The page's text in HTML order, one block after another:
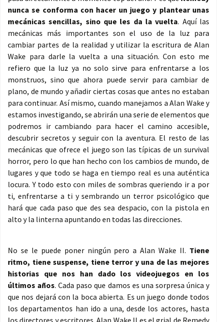
nunca se conforma con hacer un juego y plantear unas
mecánicas sencillas, sino que les da la vuelta. Aquí las
mecánicas más importantes son el uso de la luz para
cambiar partes de la realidad y utilizar la escritura de Alan
Wake para darle la vuelta a una situación. Con esto me
refiero que la luz ya no solo sirve para enfrentarse a los
monstruos, sino que ahora puede servir para cambiar de
plano, de mundo y añadir ciertas cosas que antes no estaban
para continuar. Así mismo, cuando manejamos a Alan Wake y
estamos investigando, se abrirán una serie de elementos que
podremos ir cambiando para hacer el camino accesible,
descubrir secretos y seguir con la aventura. El resto de las
mecánicas que ofrece el juego son las típicas de un survival
horror, pero lo que han hecho con los cambios de mundo, de
lugares y que todo se haga en tiempo real es una auténtica
locura. Y todo esto con miles de sombras queriendo ir a por
ti, enfrentarse a ti y sembrando un terror psicológico que
hará que cada paso que des sea despacio, con la pistola en
alto y la linterna apuntando en todas las direcciones.
No se le puede poner ningún pero a Alan Wake II. Tiene
ritmo, tiene suspense, tiene terror y una de las mejores
historias que nos han dado los videojuegos en los
últimos años. Cada paso que damos es una sorpresa única y
que nos dejará con la boca abierta. Es un juego donde todos
los departamentos han ido a una, desde los actores, hasta
los directores y escritores. Alan Wake II es el grial de Remedy